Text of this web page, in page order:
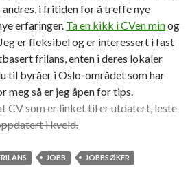
andres, i fritiden for å treffe nye
erfaringer. Ta en kikk i CVen minog
er fleksibel og er interessert i fast
frilans, enten i deres lokaler
til byråer i Oslo-området som har
meg så er jeg åpen for tips.
CV som er linket til er utdatert, leste
i kveld.
JOBB
JOBBSØKER